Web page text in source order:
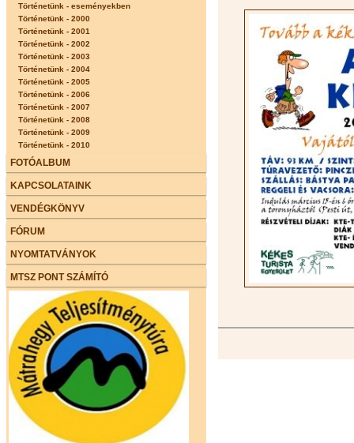
Történetünk - eseményekben
Történetünk - 2000
Történetünk - 2001
Történetünk - 2002
Történetünk - 2003
Történetünk - 2004
Történetünk - 2005
Történetünk - 2006
Történetünk - 2007
Történetünk - 2008
Történetünk - 2009
Történetünk - 2010
FOTÓALBUM
KAPCSOLATAINK
VENDÉGKÖNYV
FÓRUM
NYOMTATVÁNYOK
MTSZ PONT SZÁMÍTÓ